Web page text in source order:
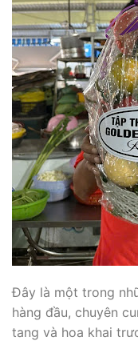
Đây là một trong
hàng đầu, chuyên
tang và hoa khai